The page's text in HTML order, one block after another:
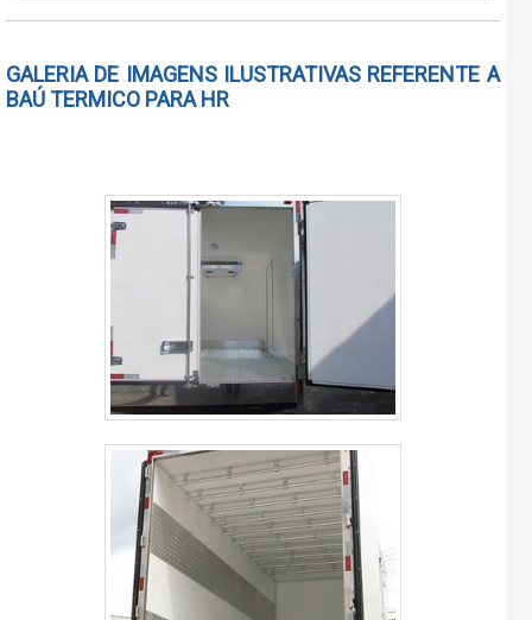
GALERIA DE IMAGENS ILUSTRATIVAS REFERENTE A
BAÚ TERMICO PARA HR